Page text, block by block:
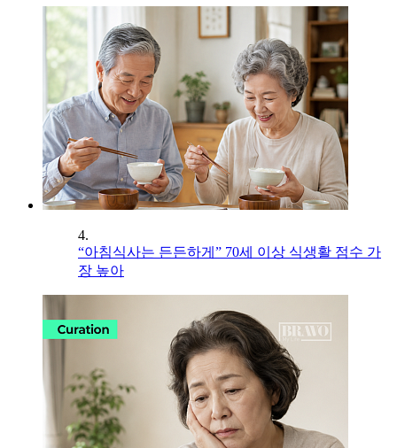
4.
“아침식사는 든든하게” 70세 이상 식생활 점수 가
장 높아